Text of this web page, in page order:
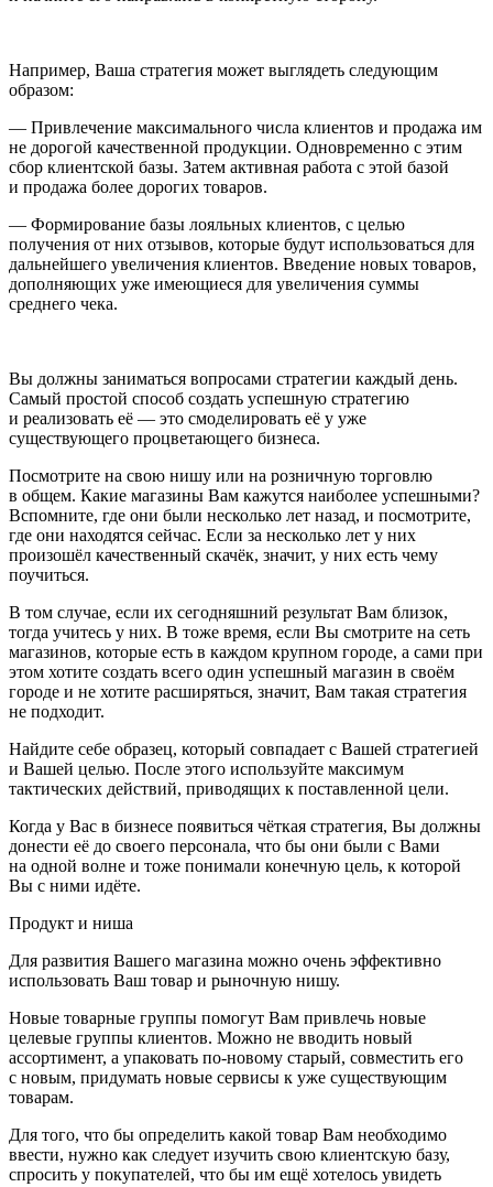
Например, Ваша стратегия может выглядеть следующим
образом:
— Привлечение максимального числа клиентов и продажа им
не дорогой качественной продукции. Одновременно с этим
сбор клиентской базы. Затем активная работа с этой базой
и продажа более дорогих товаров.
— Формирование базы лояльных клиентов, с целью
получения от них отзывов, которые будут использоваться для
дальнейшего увеличения клиентов. Введение новых товаров,
дополняющих уже имеющиеся для увеличения суммы
среднего чека.
Вы должны заниматься вопросами стратегии каждый день.
Самый простой способ создать успешную стратегию
и реализовать её — это смоделировать её у уже
существующего процветающего бизнеса.
Посмотрите на свою нишу или на розничную торговлю
в общем. Какие магазины Вам кажутся наиболее успешными?
Вспомните, где они были несколько лет назад, и посмотрите,
где они находятся сейчас. Если за несколько лет у них
произошёл качественный скачёк, значит, у них есть чему
поучиться.
В том случае, если их сегодняшний результат Вам близок,
тогда учитесь у них. В тоже время, если Вы смотрите на сеть
магазинов, которые есть в каждом крупном городе, а сами при
этом хотите создать всего один успешный магазин в своём
городе и не хотите расширяться, значит, Вам такая стратегия
не подходит.
Найдите себе образец, который совпадает с Вашей стратегией
и Вашей целью. После этого используйте максимум
тактических действий, приводящих к поставленной цели.
Когда у Вас в бизнесе появиться чёткая стратегия, Вы должны
донести её до своего персонала, что бы они были с Вами
на одной волне и тоже понимали конечную цель, к которой
Вы с ними идёте.
Продукт и ниша
Для развития Вашего магазина можно очень эффективно
использовать Ваш товар и рыночную нишу.
Новые товарные группы помогут Вам привлечь новые
целевые группы клиентов. Можно не вводить новый
ассортимент, а упаковать по-новому старый, совместить его
с новым, придумать новые сервисы к уже существующим
товарам.
Для того, что бы определить какой товар Вам необходимо
ввести, нужно как следует изучить свою клиентскую базу,
спросить у покупателей, что бы им ещё хотелось увидеть